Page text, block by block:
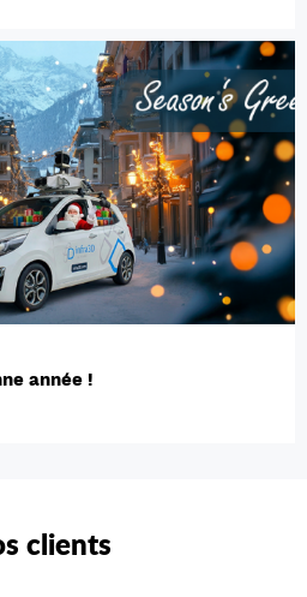
année !
clients